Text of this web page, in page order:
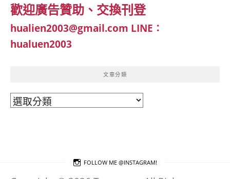
歡迎廣告贊助、交換刊登
hualien2003@gmail.com LINE：
hualuen2003
文章分類
文
FOLLOW ME @INSTAGRAM!